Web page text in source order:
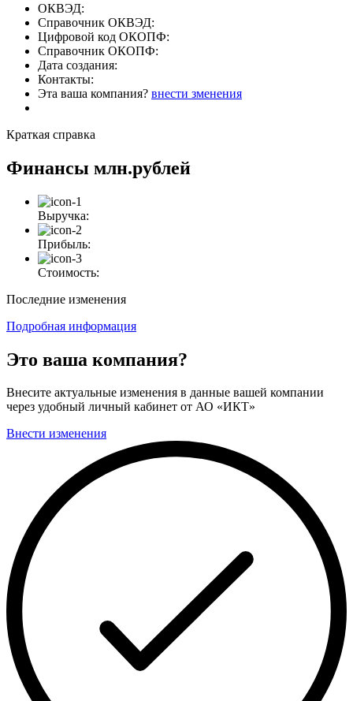
ОКВЭД:
Справочник ОКВЭД:
Цифровой код ОКОПФ:
Справочник ОКОПФ:
Дата создания:
Контакты:
Эта ваша компания? внести зменения
Краткая справка
Финансы млн.рублей
Выручка:
Прибыль:
Стоимость:
Последние изменения
Подробная информация
Это ваша компания?
Внесите актуальные изменения в данные вашей компании
через удобный личный кабинет от АО «ИКТ»
Внести изменения